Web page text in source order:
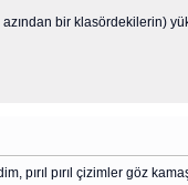
bir klasördekilerin)
pırıl pırıl çizimler göz